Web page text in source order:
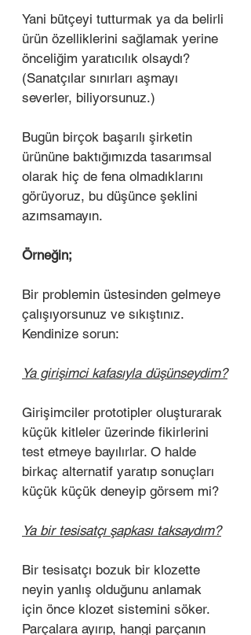
Yani bütçeyi tutturmak ya da belirli
ürün özelliklerini sağlamak yerine
önceliğim yaratıcılık olsaydı?
(Sanatçılar sınırları aşmayı
severler, biliyorsunuz.)
Bugün birçok başarılı şirketin
ürününe baktığımızda tasarımsal
olarak hiç de fena olmadıklarını
görüyoruz, bu düşünce şeklini
azımsamayın.
Örneğin;
Bir problemin üstesinden gelmeye
çalışıyorsunuz ve sıkıştınız.
Kendinize sorun:
Ya girişimci kafasıyla düşünseydim?
Girişimciler prototipler oluşturarak
küçük kitleler üzerinde fikirlerini
test etmeye bayılırlar. O halde
birkaç alternatif yaratıp sonuçları
küçük küçük deneyip görsem mi?
Ya bir tesisatçı şapkası taksaydım?
Bir tesisatçı bozuk bir klozette
neyin yanlış olduğunu anlamak
için önce klozet sistemini söker.
Parçalara ayırıp, hangi parçanın